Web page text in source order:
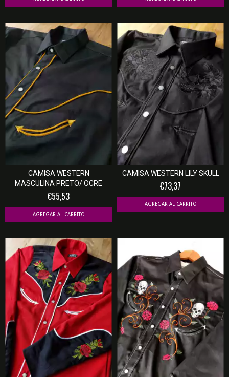
CAMISA WESTERN
MASCULINA PRETO/ OCRE
€55,53
AGREGAR AL CARRITO
CAMISA WESTERN LILY SKULL
€73,37
AGREGAR AL CARRITO